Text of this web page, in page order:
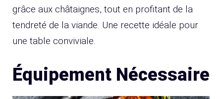
grâce aux châtaignes, tout en profitant de la
tendreté de la viande. Une recette idéale pour
une table conviviale.
Équipement Nécessaire